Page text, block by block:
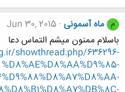
م ماه آسمونی Jun 30, 2015
باسلام ممنون میشم التماس دعا
showthread.php/636296-
%D8%AE%D8%AA%D9%85-